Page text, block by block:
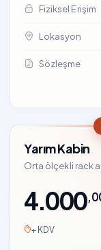
Fiziksel Erişim
Lokasyon
Sözleşme
Yarım Kabin
Orta ölçekli rack
4.000
+ KDV